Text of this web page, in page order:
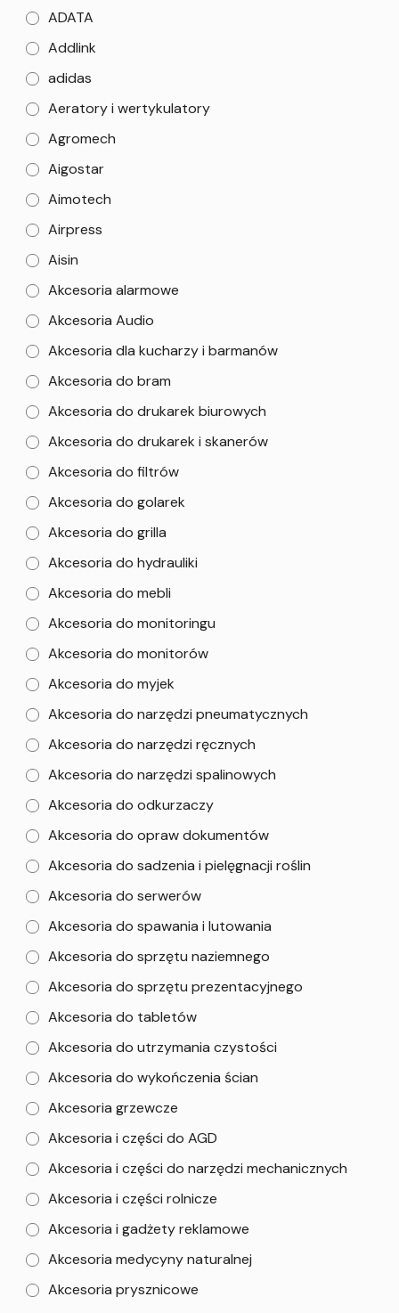
ADATA
Addlink
adidas
Aeratory i wertykulatory
Agromech
Aigostar
Aimotech
Airpress
Aisin
Akcesoria alarmowe
Akcesoria Audio
Akcesoria dla kucharzy i barmanów
Akcesoria do bram
Akcesoria do drukarek biurowych
Akcesoria do drukarek i skanerów
Akcesoria do filtrów
Akcesoria do golarek
Akcesoria do grilla
Akcesoria do hydrauliki
Akcesoria do mebli
Akcesoria do monitoringu
Akcesoria do monitorów
Akcesoria do myjek
Akcesoria do narzędzi pneumatycznych
Akcesoria do narzędzi ręcznych
Akcesoria do narzędzi spalinowych
Akcesoria do odkurzaczy
Akcesoria do opraw dokumentów
Akcesoria do sadzenia i pielęgnacji roślin
Akcesoria do serwerów
Akcesoria do spawania i lutowania
Akcesoria do sprzętu naziemnego
Akcesoria do sprzętu prezentacyjnego
Akcesoria do tabletów
Akcesoria do utrzymania czystości
Akcesoria do wykończenia ścian
Akcesoria grzewcze
Akcesoria i części do AGD
Akcesoria i części do narzędzi mechanicznych
Akcesoria i części rolnicze
Akcesoria i gadżety reklamowe
Akcesoria medycyny naturalnej
Akcesoria prysznicowe